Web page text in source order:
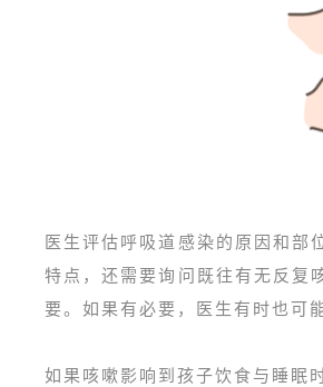
医生评估呼吸道感染的原因和部
特点，还需要询问既往有无反复
要。如果有必要，医生有时也可
如果咳嗽影响到孩子饮食与睡眠